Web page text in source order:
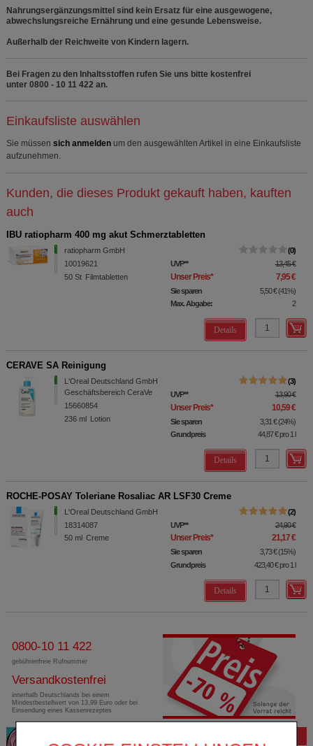
Nahrungsergänzungsmittel sind kein Ersatz für eine ausgewogene,
abwechslungsreiche Ernährung und eine gesunde Lebensweise.
Außerhalb der Reichweite von Kindern lagern.
Bei Fragen zu den Inhaltsstoffen rufen Sie uns bitte kostenfrei
unter 0800 - 10 11 422 an.
Einkaufsliste auswählen
Sie müssen sich anmelden um den ausgewählten Artikel in eine Einkaufsliste
aufzunehmen.
Kunden, die dieses Produkt gekauft haben, kauften
auch
IBU ratiopharm 400 mg akut Schmerztabletten
ratiopharm GmbH
10019621
50 St Filmtabletten
0
UVP** 13,45 €
Unser Preis* 7,95 €
Sie sparen 5,50 € (41%)
Max. Abgabe:
2
Details
CERAVE SA Reinigung
L'Oreal Deutschland GmbH
Geschäftsbereich CeraVe
15660854
236 ml Lotion
3
UVP** 13,90 €
Unser Preis* 10,59 €
Sie sparen 3,31 € (24%)
Grundpreis
44,87 €pro 1 l
Details
ROCHE-POSAY Toleriane Rosaliac AR LSF30 Creme
L'Oreal Deutschland GmbH
18314087
50 ml Creme
2
UVP** 24,90 €
Unser Preis* 21,17 €
Sie sparen 3,73 € (15%)
Grundpreis
423,40 €pro 1 l
Details
0800-10 11 422
gebührenfreie Rufnummer
Versandkostenfrei
innerhalb Deutschlands bei einem
Mindestbestellwert von 13,99 Euro oder bei
Einsendung eines Kassenrezeptes